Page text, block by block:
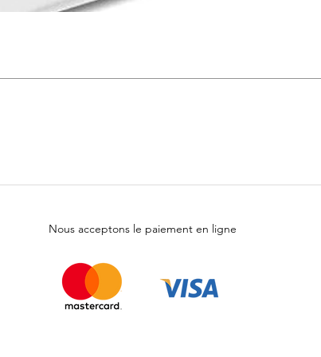
Nous acceptons le paiement en ligne